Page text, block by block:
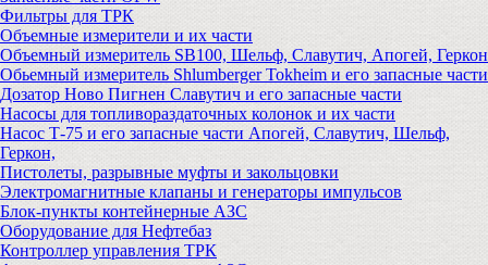
Фильтры для ТРК
Объемные измерители и их части
Объемный измеритель SB100, Шельф, Славутич, Апогей, Геркон
Обьемный измеритель Shlumberger Tokheim и его запасные части
Дозатор Ново Пигнен Славутич и его запасные части
Насосы для топливораздаточных колонок и их части
Насос Т-75 и его запасные части Апогей, Славутич, Шельф,
Геркон,
Пистолеты, разрывные муфты и закольцовки
Электромагнитные клапаны и генераторы импульсов
Блок-пункты контейнерные АЗС
Оборудование для Нефтебаз
Контроллер управления ТРК